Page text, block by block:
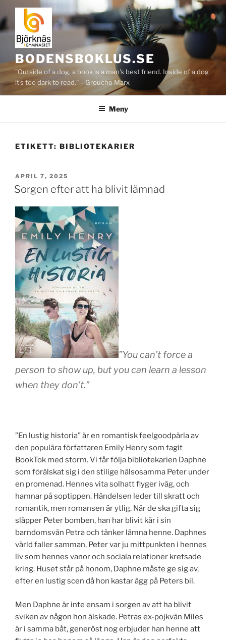
Hoppa
till
innehåll
BODENSBOKLUS.SE
"Outside of a dog, a book is a man's best friend. Inside of a dog
it's too dark to read." – Groucho Marx
Meny
ETIKETT: BIBLIOTEKARIER
PUBLICERAT
APRIL 7, 2025
Sorgen efter att ha blivit lämnad
”You can’t force a
person to show up, but you can learn a lesson
when they don’t.”
”En lustig historia” är en romantisk feelgoodpärla av
den populära författaren Emily Henry som tagit
BookTok med storm. Vi får följa bibliotekarien Daphne
som förälskat sig i den stilige hälsosamma Peter under
en promenad. Hennes vita solhatt flyger iväg, och
hamnar på soptippen. Händelsen leder till skratt och
romantik, men romansen är ytlig. När de ska gifta sig
släpper Peter bomben, han har blivit kär i sin
barndomsvän Petra och tänker lämna henne. Daphnes
värld faller samman, Peter var ju mittpunkten i hennes
liv som hennes vanor och sociala relationer kretsade
kring. Huset står på honom, Daphne måste ge sig av,
efter en lustig scen då hon kastar ägg på Peters bil.
Men Daphne är inte ensam i sorgen av att ha blivit
sviken av någon hon älskade. Petras ex-pojkvän Miles
är i samma båt, generöst nog erbjuder han henne att